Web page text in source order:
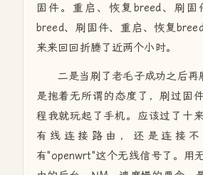
固件。重启、恢复breed、刷固
breed、刷固件、重启、恢复
来来回回折腾了近两个小时。
二是当刷了老毛子成功之后
是抱着无所谓的态度了，刷过固
程我就玩起了手机。应该过了十
有线连接路由，还是连接
有"openwrt"这个无线信号了。用